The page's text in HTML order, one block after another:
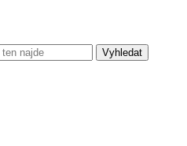
Vyhledat